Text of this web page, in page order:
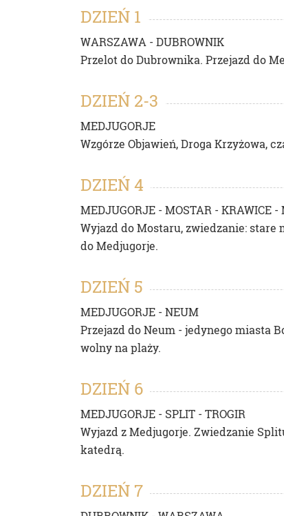
DZIEŃ 1
WARSZAWA - DUBROWNIK
Przelot do Dubrownika. Przejazd do
DZIEŃ 2-3
MEDJUGORJE
Wzgórze Objawień, Droga Krzyżowa,
DZIEŃ 4
MEDJUGORJE - MOSTAR - KRAWICE -
Wyjazd do Mostaru, zwiedzanie: stare
do Medjugorje.
DZIEŃ 5
MEDJUGORJE - NEUM
Przejazd do Neum - jedynego miasta
wolny na plaży.
DZIEŃ 6
MEDJUGORJE - SPLIT - TROGIR
Wyjazd z Medjugorje. Zwiedzanie
katedrą.
DZIEŃ 7